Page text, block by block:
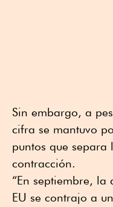
Sin embargo, a
cifra se mantuvo
puntos que separa
contracción.
“En septiembre,
EU se contrajo a